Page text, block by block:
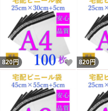
＊モニター環境や製造時
がございます。
＊サイズには若干の誤差
＊破れにくく丈夫ですが
820円 いいね！
820円